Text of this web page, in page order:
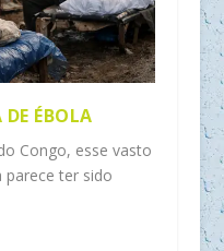
ÉBOLA
Congo, esse vasto
ter sido